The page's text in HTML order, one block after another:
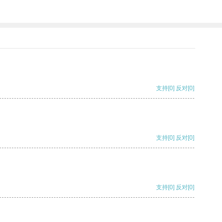
支持[0] 反对[0]
支持[0] 反对[0]
支持[0] 反对[0]